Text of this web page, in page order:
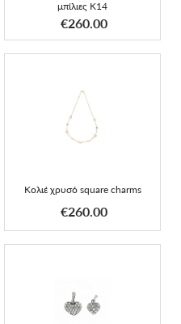
μπίλιες K14
€260.00
ΑΠΟΚΤΗΣΕ ΤΟ
Κολιέ χρυσό square charms
€260.00
Κολιέ χρυσό square
charms
ΑΠΟΚΤΗΣΕ ΤΟ
Κρεμαστό καρδιά γεμάτη
με πέτρες